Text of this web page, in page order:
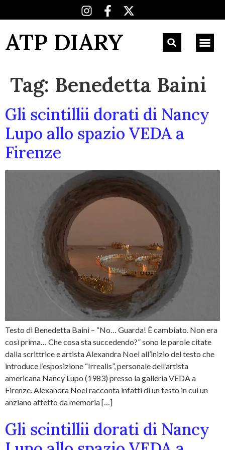
ATP DIARY
Tag: Benedetta Baini
Gli scintillii dorati di Nancy
Lupo allo spazio VEDA a
Firenze
Testo di Benedetta Baini – “No… Guarda! È cambiato. Non era
così prima… Che cosa sta succedendo?” sono le parole citate
dalla scrittrice e artista Alexandra Noel all’inizio del testo che
introduce l’esposizione “Irrealis”, personale dell’artista
americana Nancy Lupo (1983) presso la galleria VEDA a
Firenze. Alexandra Noel racconta infatti di un testo in cui un
anziano affetto da memoria […]
Gli scintillii dorati di Nancy